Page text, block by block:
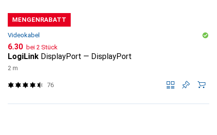
MENGENRABATT
Videokabel
CHF
6.30 bei 2 Stück
LogiLink DisplayPort — DisplayPort
2 m
76